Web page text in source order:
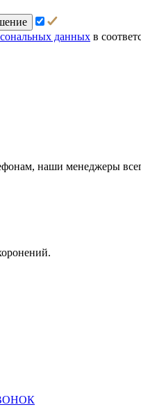
данных в
наши менеджеры